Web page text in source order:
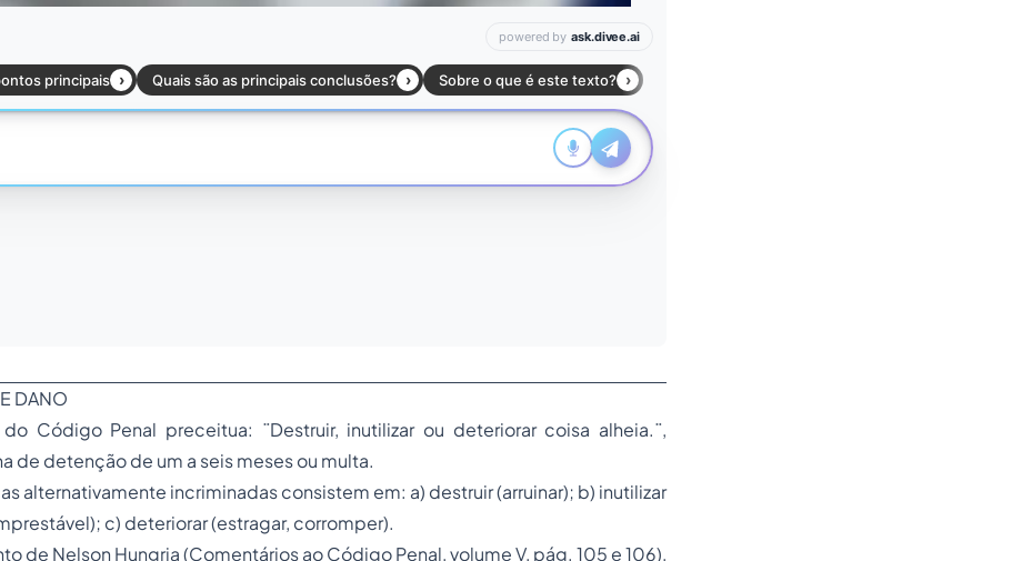
DANO
Código Penal preceitua: ¨Destruir, inutilizar ou deteriorar coisa alheia.¨,
de detenção de um a seis meses ou multa.
alternativamente incriminadas consistem em: a) destruir (arruinar); b) inutilizar
c) deteriorar (estragar, corromper).
de Nelson Hungria (Comentários ao Código Penal, volume V, pág. 105 e 106),